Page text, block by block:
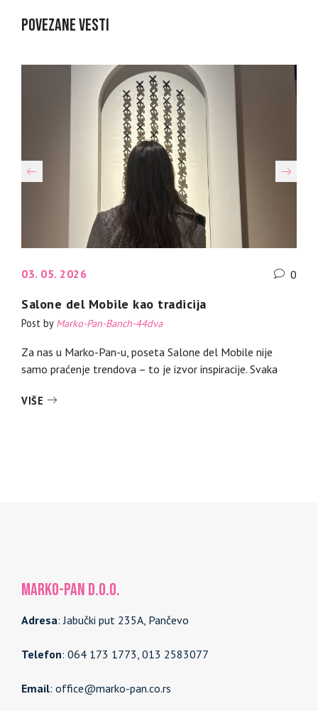
POVEZANE VESTI
03. 05. 2026 0
Salone del Mobile kao tradicija
Post by Marko-Pan-Banch-44dva
Za nas u Marko-Pan-u, poseta Salone del Mobile nije
samo praćenje trendova – to je izvor inspiracije. Svaka
VIŠE
MARKO-PAN d.o.o.
Adresa: Jabučki put 235A, Pančevo
Telefon: 064 173 1773, 013 2583077
Email: office@marko-pan.co.rs